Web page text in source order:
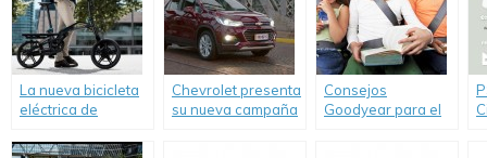
La nueva bicicleta
eléctrica de
es plegable
Chevrolet presenta
su nueva campaña
Consejos
Goodyear para el